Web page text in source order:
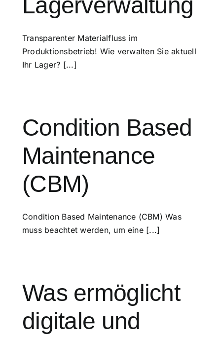
Transparenter Materialfluss im
Produktionsbetrieb! Wie verwalten Sie aktuell
Ihr Lager? [...]
Condition Based
Maintenance
(CBM)
Condition Based Maintenance (CBM) Was
muss beachtet werden, um eine [...]
Was ermöglicht
digitale und